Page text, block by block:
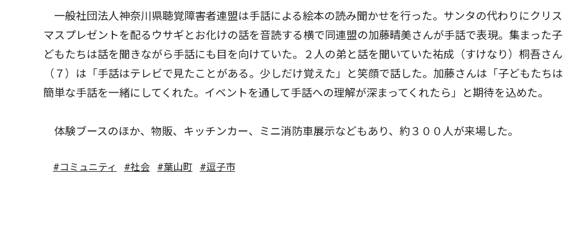
一般社団法人神奈川県聴覚障害者連盟は手話による絵本の読み聞かせを行った。サンタの代わりにクリス
マスプレゼントを配るウサギとお化けの話を音読する横で同連盟の加藤晴美さんが手話で表現。集まった子
どもたちは話を聞きながら手話にも目を向けていた。２人の弟と話を聞いていた祐成（すけなり）桐吾さん
（７）は「手話はテレビで見たことがある。少しだけ覚えた」と笑顔で話した。加藤さんは「子どもたちは
簡単な手話を一緒にしてくれた。イベントを通して手話への理解が深まってくれたら」と期待を込めた。
体験ブースのほか、物販、キッチンカー、ミニ消防車展示などもあり、約３００人が来場した。
#コミュニティ #社会 #葉山町 #逗子市